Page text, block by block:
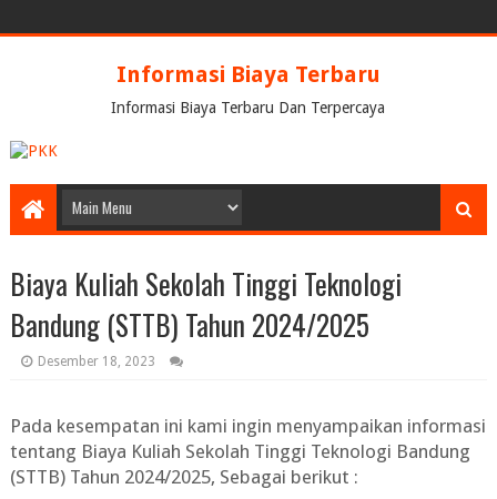
Informasi Biaya Terbaru
Informasi Biaya Terbaru Dan Terpercaya
Biaya Kuliah Sekolah Tinggi Teknologi
Bandung (STTB) Tahun 2024/2025
Desember 18, 2023
Pada kesempatan ini kami ingin menyampaikan informasi
tentang Biaya Kuliah Sekolah Tinggi Teknologi Bandung
(STTB) Tahun 2024/2025, Sebagai berikut :